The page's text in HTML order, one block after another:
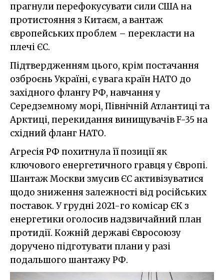
прагнули перефокусувати сили США на
протистояння з Китаєм, а вантаж
європейських проблем – перекласти на
плечі ЄС.
Підтвердженням цього, крім постачання
озброєнь Україні, є увага країн НАТО до
західного флангу РФ, навчання у
Середземному морі, Північній Атлантиці та
Арктиці, перекидання винищувачів F-35 на
східний фланг НАТО.
Агресія РФ похитнула її позиції як
ключового енергетичного гравця у Європі.
Шантаж Москви змусив ЄС активізуватися
щодо зниження залежності від російських
поставок. У грудні 2021-го комісар ЄК з
енергетики оголосив надзвичайний план
протидії. Кожній державі Євросоюзу
доручено підготувати плани у разі
подальшого шантажу РФ.